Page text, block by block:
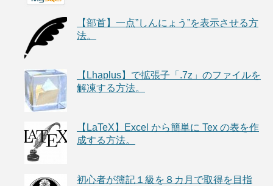
【部首】一点”しんにょう”を表示させる方
法。
【Lhaplus】で拡張子「.7z」のファイルを
解凍する方法。
【LaTeX】Excel から簡単に Tex の表を作
成する方法。
初心者が簿記１級を８カ月で取得を目指